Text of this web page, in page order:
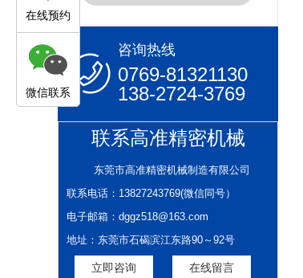
咨询热线
0769-81321130
138-2724-3769
联系高准精密机械
东莞市高准精密机械制造有限公司
联系电话：13827243769(微信同号）
电子邮箱：dggz518@163.com
地址：东莞市石碣滨江东路90～92号
立即咨询 在线留言
在线预约
微信联系